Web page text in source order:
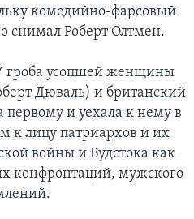
комедийно-фарсовый
снимал Роберт Олтмен.
гроба усопшей женщины
Дюваль) и британский
первому и уехала к нему в
к лицу патриархов и их
войны и Вудстока как
конфронтаций, мужского